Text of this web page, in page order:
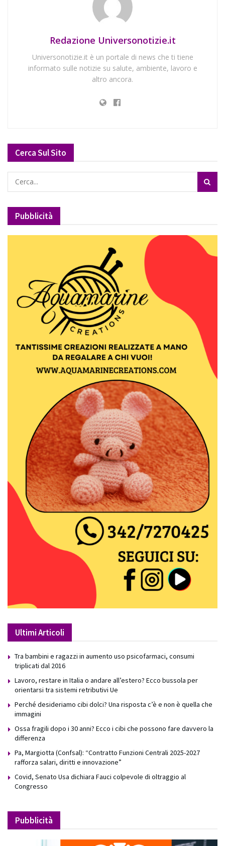
Redazione Universonotizie.it
Universonotizie.it è un portale di news che ti tiene
informato sulle notizie su salute, ambiente, lavoro e
altro ancora.
Cerca Sul Sito
Pubblicità
Ultimi Articoli
Tra bambini e ragazzi in aumento uso psicofarmaci, consumi
triplicati dal 2016
Lavoro, restare in Italia o andare all’estero? Ecco bussola per
orientarsi tra sistemi retributivi Ue
Perché desideriamo cibi dolci? Una risposta c’è e non è quella che
immagini
Ossa fragili dopo i 30 anni? Ecco i cibi che possono fare davvero la
differenza
Pa, Margiotta (Confsal): “Contratto Funzioni Centrali 2025-2027
rafforza salari, diritti e innovazione”
Covid, Senato Usa dichiara Fauci colpevole di oltraggio al
Congresso
Pubblicità